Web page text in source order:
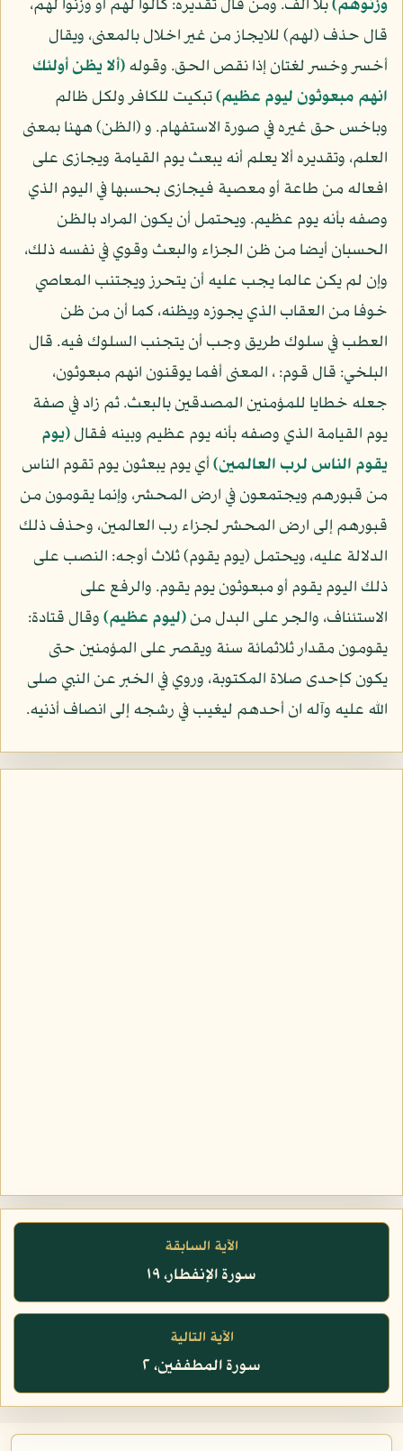
وزنوهم)بلا الف. ومن قال تقديره: كالوا لهم أو وزنوا لهم،
قال حذف (لهم) للايجاز من غير اخلال بالمعنى، ويقال
أخسر وخسر لغتان إذا نقص الحق. وقوله(ألا يظن أولئك
انهم مبعوثون ليوم عظيم)تبكيت للكافر ولكل ظالم
وباخس حق غيره في صورة الاستفهام. و (الظن) ههنا بمعنى
العلم، وتقديره ألا يعلم أنه يبعث يوم القيامة ويجازى على
افعاله من طاعة أو معصية فيجازى بحسبها في اليوم الذي
وصفه بأنه يوم عظيم. ويحتمل أن يكون المراد بالظن
الحسبان أيضا من ظن الجزاء والبعث وقوي في نفسه ذلك،
وإن لم يكن عالما يجب عليه أن يتحرز ويجتنب المعاصي
خوفا من العقاب الذي يجوزه ويظنه، كما أن من ظن
العطب في سلوك طريق وجب أن يتجنب السلوك فيه. قال
البلخي: قال قوم: ، المعنى أفما يوقنون انهم مبعوثون،
جعله خطايا للمؤمنين المصدقين بالبعث. ثم زاد في صفة
يوم القيامة الذي وصفه بأنه يوم عظيم وبينه فقال(يوم
يقوم الناس لرب العالمين)أي يوم يبعثون يوم تقوم الناس
من قبورهم ويجتمعون في ارض المحشر، وإنما يقومون من
قبورهم إلى ارض المحشر لجزاء رب العالمين، وحذف ذلك
الدلالة عليه، ويحتمل (يوم يقوم) ثلاث أوجه: النصب على
ذلك اليوم يقوم أو مبعوثون يوم يقوم. والرفع على
الاستئناف، والجر على البدل من(ليوم عظيم)وقال قتادة:
يقومون مقدار ثلاثمائة سنة ويقصر على المؤمنين حتى
يكون كإحدى صلاة المكتوبة، وروي في الخبر عن النبي صلى
الله عليه وآله ان أحدهم ليغيب في رشجه إلى انصاف أذنيه.
الآية السابقة
سورة الإنفطار، ١٩
الآية التالية
سورة المطففين، ٢